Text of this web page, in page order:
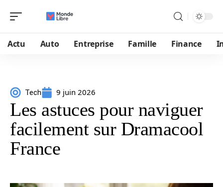
Actu Auto Entreprise Famille Finance
Tech 9 juin 2026
Les astuces pour naviguer
facilement sur Dramacool
France